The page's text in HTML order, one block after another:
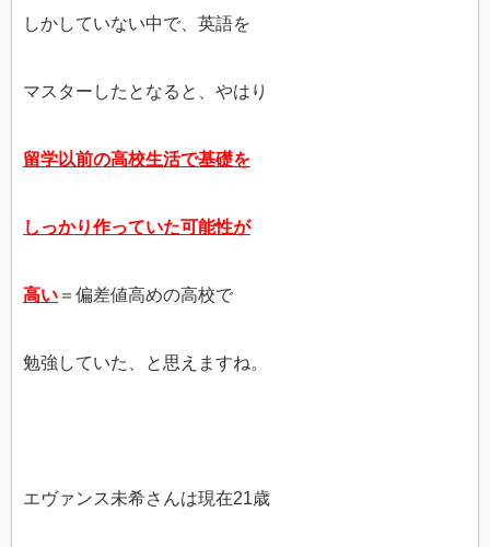
しかしていない中で、英語を
マスターしたとなると、やはり
留学以前の高校生活で基礎を
しっかり作っていた可能性が
高い ＝偏差値高めの高校で
勉強していた、と思えますね。
エヴァンス未希さんは現在21歳